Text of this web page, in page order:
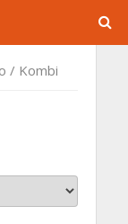
/ Kombi